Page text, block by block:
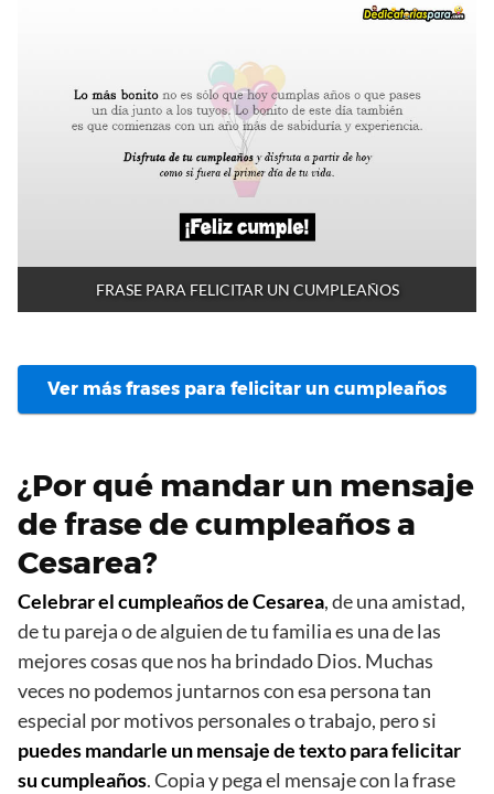
FRASE PARA FELICITAR UN CUMPLEAÑOS
Ver más frases para felicitar un cumpleaños
¿Por qué mandar un mensaje
de frase de cumpleaños a
Cesarea?
Celebrar el cumpleaños de Cesarea, de una amistad,
de tu pareja o de alguien de tu familia es una de las
mejores cosas que nos ha brindado Dios. Muchas
veces no podemos juntarnos con esa persona tan
especial por motivos personales o trabajo, pero si
puedes mandarle un mensaje de texto para felicitar
su cumpleaños. Copia y pega el mensaje con la frase